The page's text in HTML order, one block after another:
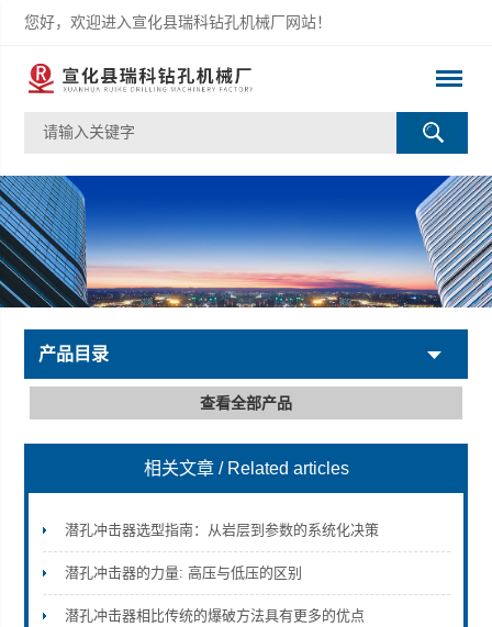
您好，欢迎进入宣化县瑞科钻孔机械厂网站！
宣化县瑞科钻孔机械厂
产品目录
查看全部产品
相关文章 / Related articles
潜孔冲击器选型指南：从岩层到参数的系统化决策
潜孔冲击器的力量: 高压与低压的区别
潜孔冲击器相比传统的爆破方法具有更多的优点